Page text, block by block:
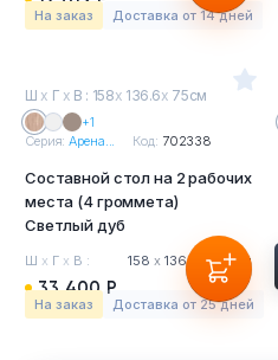
На заказ Доставка от 14 дней
Ш х Г х В : 158х 136.6х 75см
+1
Серия:Арена... Код: 702338
Составной стол на 2 рабочих
места (4 громмета)
Светлый дуб
Ш х Г х В : 158 х136.6 х75 см
33 400 Р
На заказ Доставка от 25 дней